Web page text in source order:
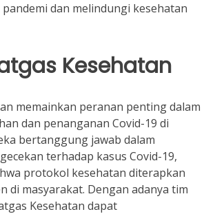
dan melindungi kesehatan
Kesehatan
memainkan peranan penting dalam
dan penanganan Covid-19 di
bertanggung jawab dalam
terhadap kasus Covid-19,
protokol kesehatan diterapkan
di masyarakat. Dengan adanya tim
Kesehatan dapat